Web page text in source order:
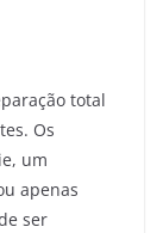
total
Os
um
apenas
ser